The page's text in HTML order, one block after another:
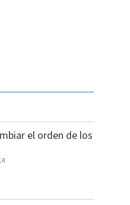
el orden de los